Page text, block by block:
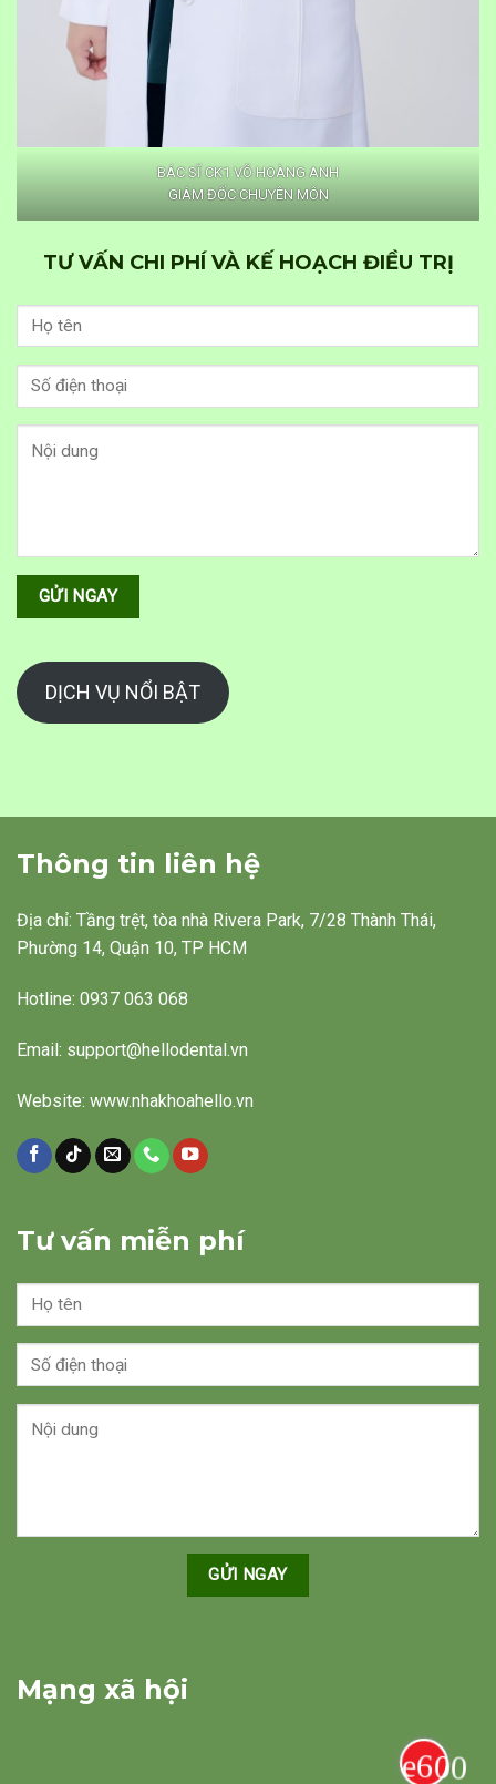
BÁC SĨ CK1 VÕ HOÀNG ANH
GIÁM ĐỐC CHUYÊN MÔN
TƯ VẤN CHI PHÍ VÀ KẾ HOẠCH ĐIỀU TRỊ
DỊCH VỤ NỔI BẬT
Thông tin liên hệ
Địa chỉ: Tầng trệt, tòa nhà Rivera Park, 7/28 Thành Thái,
Phường 14, Quận 10, TP HCM
Hotline: 0937 063 068
Email: support@hellodental.vn
Website: www.nhakhoahello.vn
Tư vấn miễn phí
Mạng xã hội